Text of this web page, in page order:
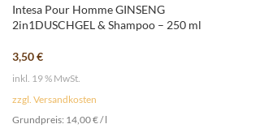
Intesa Pour Homme GINSENG
2in1DUSCHGEL & Shampoo – 250 ml
3,50€
inkl. 19 % MwSt.
zzgl. Versandkosten
Grundpreis: 14,00€/l